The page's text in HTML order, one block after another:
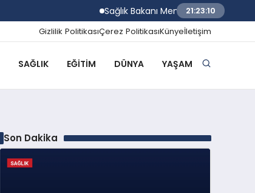
Sağlık Bakanı Memişoğlu İzmir
21:23:11
Gizlilik PolitikasıÇerez PolitikasıKünyeİletişim
SAĞLIK EĞITIM DÜNYA YAŞAM
Son Dakika